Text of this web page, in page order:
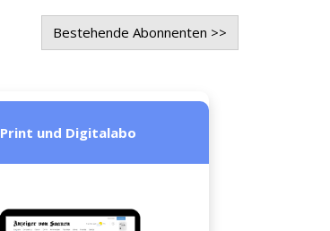
Bestehende Abonnenten >>
Print und Digitalabo